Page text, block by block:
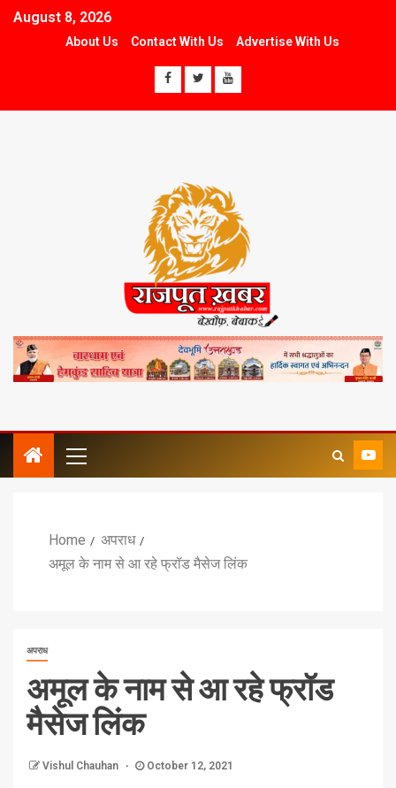
August 8, 2026
About Us Contact With Us Advertise With Us
Home
अपराध
अमूल के नाम से आ रहे फ्रॉड मैसेज लिंक
अपराध
अमूल के नाम से आ रहे फ्रॉड
मैसेज लिंक
Vishul Chauhan October 12, 2021